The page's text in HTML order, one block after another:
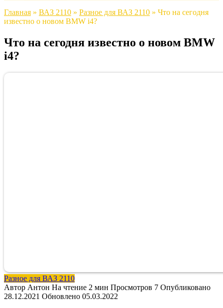
Главная » ВАЗ 2110 » Разное для ВАЗ 2110 » Что на сегодня
известно о новом BMW i4?
Что на сегодня известно о новом BMW
i4?
Разное для ВАЗ 2110
Автор Антон На чтение 2 мин Просмотров 7 Опубликовано
28.12.2021 Обновлено 05.03.2022